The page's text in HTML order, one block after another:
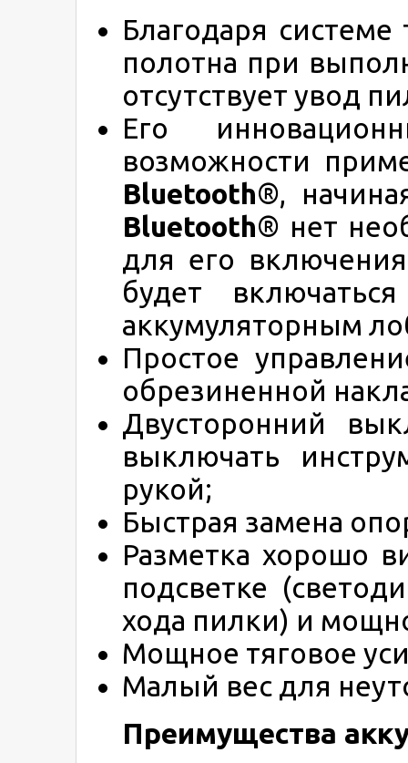
Благодаря
полотна при
отсутствует увод
Его
возможности
Bluetooth®,
Bluetooth® нет
для его
будет
аккумуляторным
Простое
обрезиненной
Двусторонний
выключать
рукой;
Быстрая замена
Разметка хорошо
подсветке
хода пилки) и
Мощное тяговое
Малый вес для
Преимущества